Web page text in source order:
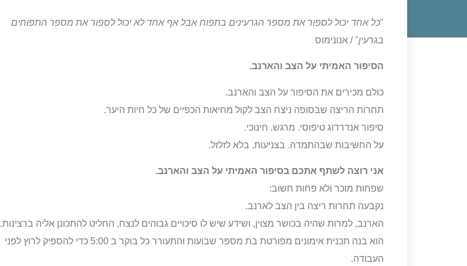
"כל אחד יכול לספור את מספר הגרעינים בתפוח אבל אף אחד לא יכול לספור את מספר התפוחים
בגרעין" / אנונימוס
הסיפור האמיתי על הצב והארנב.
כולם מכירים את הסיפור על הצב והארנב.
תחרות הריצה שבסופה ניצח הצב לקול מחיאות הכפיים של כל חיות היער.
סיפור אנדרדוג טיפוסי. מרגש. חינוכי.
על החשיבות שבהתמדה. בצניעות. בלא לזלזל.
אני רוצה לשתף אתכם בסיפור האמיתי על הצב והארנב.
שפחות מוכר ולא פחות חשוב:
נקבעה תחרות ריצה בין הצב לארנב.
הארנב, למרות שהיה בכושר מצוין, ושידע שיש לו סיכויים גבוהים לנצח, החליט להתכונן אליה ברצינות.
הוא בנה תכנית אימונים מפורטת בת מספר שבועות והתעורר כל בוקר ב 5:00 כדי להספיק לרוץ לפני
העבודה.